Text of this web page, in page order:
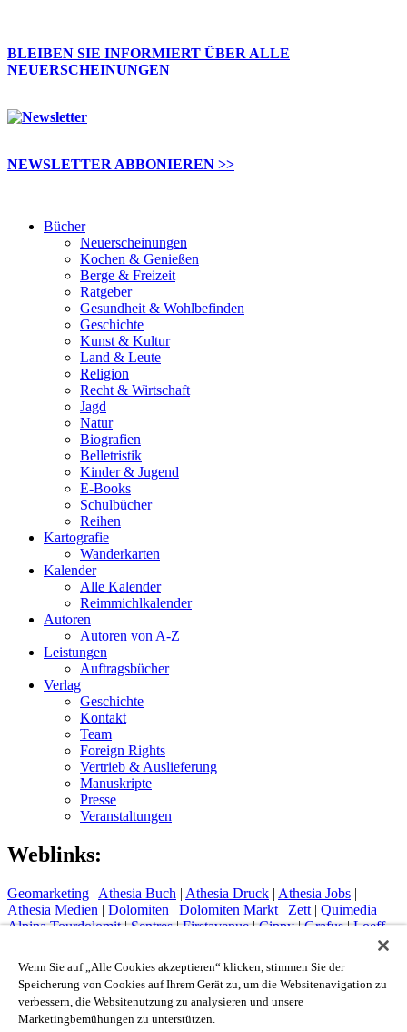
BLEIBEN SIE INFORMIERT ÜBER ALLE
NEUERSCHEINUNGEN
NEWSLETTER ABBONIEREN >>
Bücher
Neuerscheinungen
Kochen & Genießen
Berge & Freizeit
Ratgeber
Gesundheit & Wohlbefinden
Geschichte
Kunst & Kultur
Land & Leute
Religion
Recht & Wirtschaft
Jagd
Natur
Biografien
Belletristik
Kinder & Jugend
E-Books
Schulbücher
Reihen
Kartografie
Wanderkarten
Kalender
Alle Kalender
Reimmichlkalender
Autoren
Autoren von A-Z
Leistungen
Auftragsbücher
Verlag
Geschichte
Kontakt
Team
Foreign Rights
Vertrieb & Auslieferung
Manuskripte
Presse
Veranstaltungen
Weblinks:
Geomarketing | Athesia Buch | Athesia Druck | Athesia Jobs |
Athesia Medien | Dolomiten | Dolomiten Markt | Zett | Quimedia |
Alpina Tourdolomit|Sentres|Firstavenue|Cippy|Grafus|Loeff
Schnals|Sport Media Südtirol
Impressum
Privacy Policy
Wenn Sie auf „Alle Cookies akzeptieren“ klicken, stimmen Sie der
Speicherung von Cookies auf Ihrem Gerät zu, um die Websitenavigation zu
verbessern, die Websitenutzung zu analysieren und unsere
Marketingbemühungen zu unterstützen.